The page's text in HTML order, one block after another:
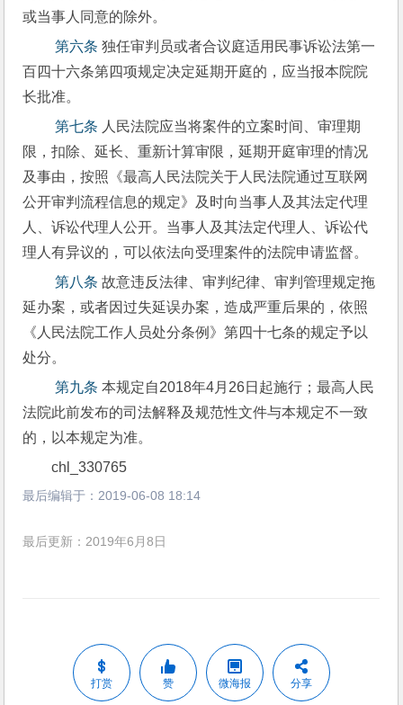
或当事人同意的除外。
第六条 独任审判员或者合议庭适用民事诉讼法第一
百四十六条第四项规定决定延期开庭的，应当报本院院
长批准。
第七条 人民法院应当将案件的立案时间、审理期
限，扣除、延长、重新计算审限，延期开庭审理的情况
及事由，按照《最高人民法院关于人民法院通过互联网
公开审判流程信息的规定》及时向当事人及其法定代理
人、诉讼代理人公开。当事人及其法定代理人、诉讼代
理人有异议的，可以依法向受理案件的法院申请监督。
第八条 故意违反法律、审判纪律、审判管理规定拖
延办案，或者因过失延误办案，造成严重后果的，依照
《人民法院工作人员处分条例》第四十七条的规定予以
处分。
第九条 本规定自2018年4月26日起施行；最高人民
法院此前发布的司法解释及规范性文件与本规定不一致
的，以本规定为准。
chl_330765
最后编辑于： 2019-06-08 18:14
最后更新：2019年6月8日
打赏 赞 微海报 分享